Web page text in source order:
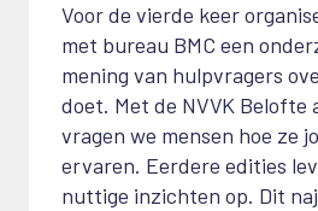
Voor de vierde keer
met bureau BMC een
mening van hulpvragers
doet. Met de NVVK Belofte
vragen we mensen hoe ze
ervaren. Eerdere edities
nuttige inzichten op. Dit